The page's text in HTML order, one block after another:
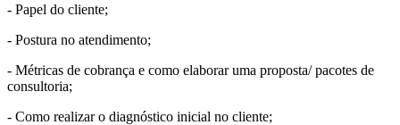
- Papel do cliente;
- Postura no atendimento;
- Métricas de cobrança e como elaborar uma proposta/ pacotes de
consultoria;
- Como realizar o diagnóstico inicial no cliente;